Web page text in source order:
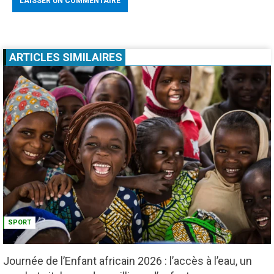
ARTICLES SIMILAIRES
SPORT
Journée de l’Enfant africain 2026 : l’accès à l’eau, un